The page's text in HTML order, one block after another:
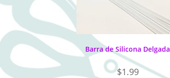
Barra de Silicona Delgada
$1.99